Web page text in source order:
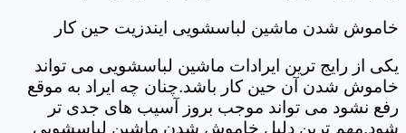
خاموش شدن ماشین لباسشویی ایندزیت حین کار
یکی از رایج ترین ایرادات ماشین لباسشویی می تواند
خاموش شدن آن حین کار باشد.چنان چه ایراد به موقع
رفع نشود می تواند موجب بروز آسیب های جدی تر
شود.مهم ترین دلیل خاموش شدن ماشین لباسشویی